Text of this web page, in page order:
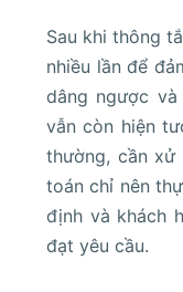
Sau khi thông
nhiều lần để
dâng ngược
vẫn còn hiện
thường, cần xử
toán chỉ nên
định và khách
đạt yêu cầu.